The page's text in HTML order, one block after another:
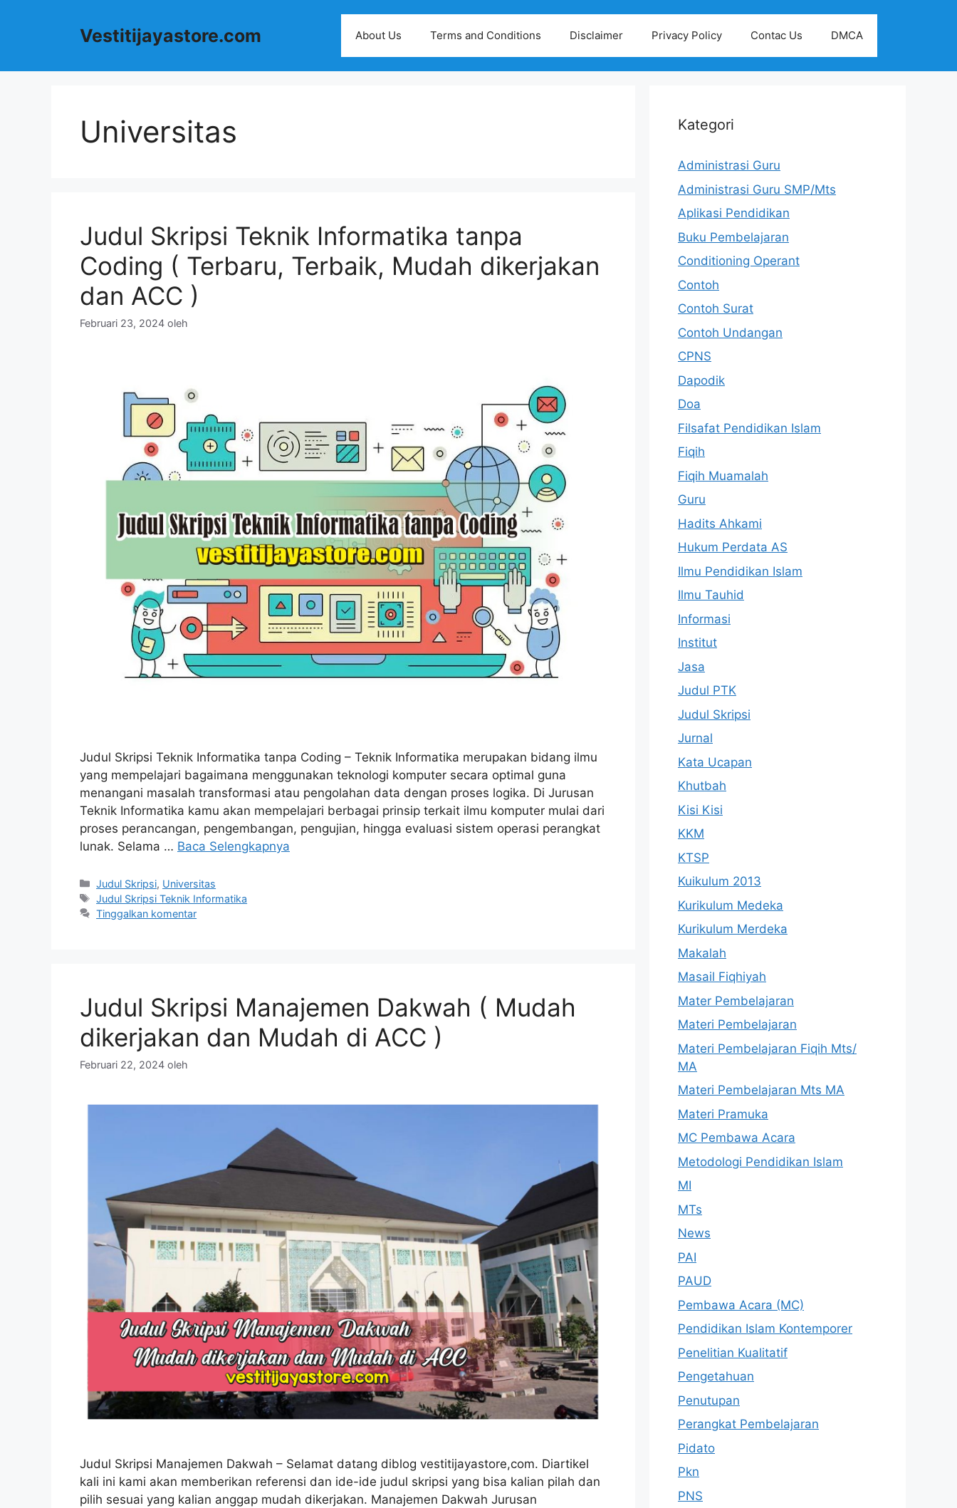
Vestitijayastore.com About Us Terms and Conditions Disclaimer Privacy Policy Contac Us DMCA
Universitas
Judul Skripsi Teknik Informatika tanpa
Coding ( Terbaru, Terbaik, Mudah dikerjakan
dan ACC )
Februari 23, 2024 oleh
Judul Skripsi Teknik Informatika tanpa Coding – Teknik Informatika merupakan bidang ilmu
yang mempelajari bagaimana menggunakan teknologi komputer secara optimal guna
menangani masalah transformasi atau pengolahan data dengan proses logika. Di Jurusan
Teknik Informatika kamu akan mempelajari berbagai prinsip terkait ilmu komputer mulai dari
proses perancangan, pengembangan, pengujian, hingga evaluasi sistem operasi perangkat
lunak. Selama … Baca Selengkapnya
Kategori
Judul Skripsi, Universitas
Tag
Judul Skripsi Teknik Informatika
Tinggalkan komentar
Judul Skripsi Manajemen Dakwah ( Mudah
dikerjakan dan Mudah di ACC )
Februari 22, 2024 oleh
Judul Skripsi Manajemen Dakwah – Selamat datang diblog vestitijayastore,com. Diartikel
kali ini kami akan memberikan referensi dan ide-ide judul skripsi yang bisa kalian pilah dan
pilih sesuai yang kalian anggap mudah dikerjakan. Manajemen Dakwah Jurusan
Kategori
Administrasi Guru
Administrasi Guru SMP/Mts
Aplikasi Pendidikan
Buku Pembelajaran
Conditioning Operant
Contoh
Contoh Surat
Contoh Undangan
CPNS
Dapodik
Doa
Filsafat Pendidikan Islam
Fiqih
Fiqih Muamalah
Guru
Hadits Ahkami
Hukum Perdata AS
Ilmu Pendidikan Islam
Ilmu Tauhid
Informasi
Institut
Jasa
Judul PTK
Judul Skripsi
Jurnal
Kata Ucapan
Khutbah
Kisi Kisi
KKM
KTSP
Kuikulum 2013
Kurikulum Medeka
Kurikulum Merdeka
Makalah
Masail Fiqhiyah
Mater Pembelajaran
Materi Pembelajaran
Materi Pembelajaran Fiqih Mts/
MA
Materi Pembelajaran Mts MA
Materi Pramuka
MC Pembawa Acara
Metodologi Pendidikan Islam
MI
MTs
News
PAI
PAUD
Pembawa Acara (MC)
Pendidikan Islam Kontemporer
Penelitian Kualitatif
Pengetahuan
Penutupan
Perangkat Pembelajaran
Pidato
Pkn
PNS